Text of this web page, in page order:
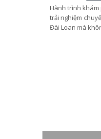
Hành trình khám
trải nghiệm
Đài Loan mà